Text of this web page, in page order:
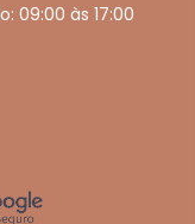
09:00 às 17:00